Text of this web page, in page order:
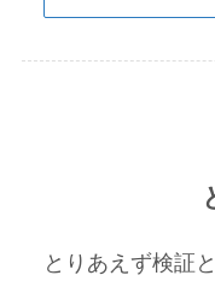
とりあえず検証